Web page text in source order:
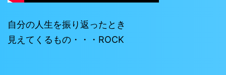
自分の人生を振り返ったとき
見えてくるもの・・・ROCK